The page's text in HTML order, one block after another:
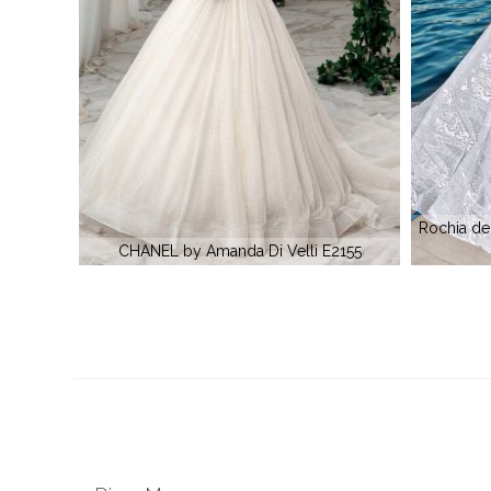
Rochia de mireasa MEMPHIS by Amanda Di
Velli